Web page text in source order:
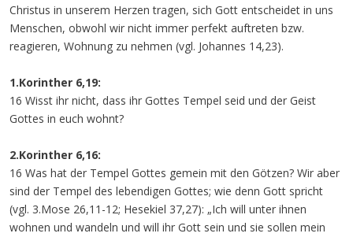
Christus in unserem Herzen tragen, sich Gott entscheidet in uns
Menschen, obwohl wir nicht immer perfekt auftreten bzw.
reagieren, Wohnung zu nehmen (vgl. Johannes 14,23).
1.Korinther 6,19:
16 Wisst ihr nicht, dass ihr Gottes Tempel seid und der Geist
Gottes in euch wohnt?
2.Korinther 6,16:
16 Was hat der Tempel Gottes gemein mit den Götzen? Wir aber
sind der Tempel des lebendigen Gottes; wie denn Gott spricht
(vgl. 3.Mose 26,11-12; Hesekiel 37,27): „Ich will unter ihnen
wohnen und wandeln und will ihr Gott sein und sie sollen mein